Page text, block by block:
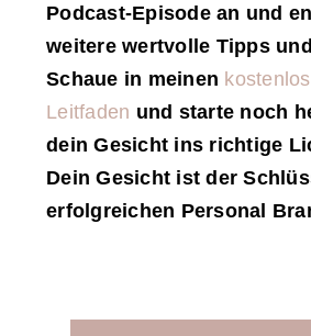
Podcast-Episode an und
weitere wertvolle Tipps
Schaue in meinen
Leitfaden und starte noch
dein Gesicht ins richtige
Dein Gesicht ist der
erfolgreichen Personal